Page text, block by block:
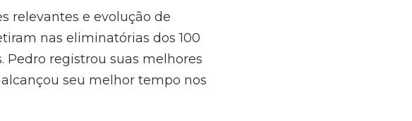
relevantes e evolução de
nas eliminatórias dos 100
Pedro registrou suas melhores
seu melhor tempo nos